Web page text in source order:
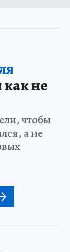
как не
чтобы
а не